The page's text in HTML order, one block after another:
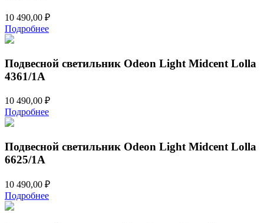
10 490,00 ₽
Подробнее
Подвесной светильник Odeon Light Midcent Lolla
4361/1A
10 490,00 ₽
Подробнее
Подвесной светильник Odeon Light Midcent Lolla
6625/1A
10 490,00 ₽
Подробнее